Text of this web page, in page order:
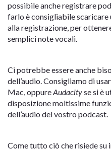
possibile anche registrare
farlo è consigliabile scaricare
alla registrazione, per
semplici note vocali.
Ci potrebbe essere anche
dell’audio. Consigliamo di
Mac, oppureAudacityse si è
disposizione moltissime
dell’audio del vostro podcast.
Come tutto ciò che risiede su